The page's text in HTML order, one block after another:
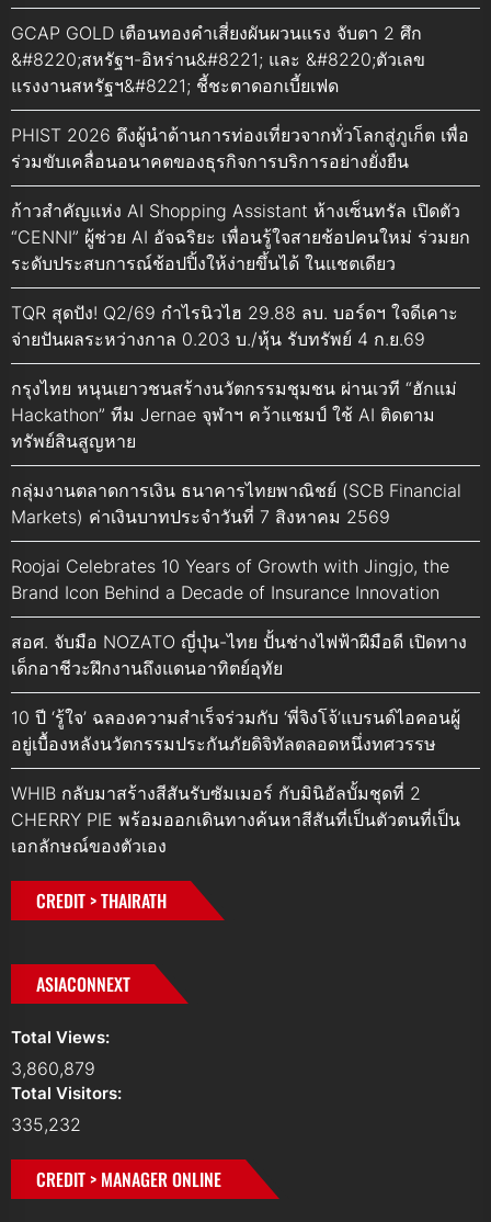
GCAP GOLD เตือนทองคำเสี่ยงผันผวนแรง จับตา 2 ศึก
&#8220;สหรัฐฯ-อิหร่าน&#8221; และ &#8220;ตัวเลข
แรงงานสหรัฐฯ&#8221; ชี้ชะตาดอกเบี้ยเฟด
PHIST 2026 ดึงผู้นำด้านการท่องเที่ยวจากทั่วโลกสู่ภูเก็ต เพื่อ
ร่วมขับเคลื่อนอนาคตของธุรกิจการบริการอย่างยั่งยืน
ก้าวสำคัญแห่ง AI Shopping Assistant ห้างเซ็นทรัล เปิดตัว
“CENNI” ผู้ช่วย AI อัจฉริยะ เพื่อนรู้ใจสายช้อปคนใหม่ ร่วมยก
ระดับประสบการณ์ช้อปปิ้งให้ง่ายขึ้นได้ ในแชตเดียว
TQR สุดปัง! Q2/69 กำไรนิวไฮ 29.88 ลบ. บอร์ดฯ ใจดีเคาะ
จ่ายปันผลระหว่างกาล 0.203 บ./หุ้น รับทรัพย์ 4 ก.ย.69
กรุงไทย หนุนเยาวชนสร้างนวัตกรรมชุมชน ผ่านเวที “ฮักแม่
Hackathon” ทีม Jernae จุฬาฯ คว้าแชมป์ ใช้ AI ติดตาม
ทรัพย์สินสูญหาย
กลุ่มงานตลาดการเงิน ธนาคารไทยพาณิชย์ (SCB Financial
Markets) ค่าเงินบาทประจำวันที่ 7 สิงหาคม 2569
Roojai Celebrates 10 Years of Growth with Jingjo, the
Brand Icon Behind a Decade of Insurance Innovation
สอศ. จับมือ NOZATO ญี่ปุ่น-ไทย ปั้นช่างไฟฟ้าฝีมือดี เปิดทาง
เด็กอาชีวะฝึกงานถึงแดนอาทิตย์อุทัย
10 ปี ‘รู้ใจ’ ฉลองความสำเร็จร่วมกับ ‘พี่จิงโจ้’แบรนด์ไอคอนผู้
อยู่เบื้องหลังนวัตกรรมประกันภัยดิจิทัลตลอดหนึ่งทศวรรษ
WHIB กลับมาสร้างสีสันรับซัมเมอร์ กับมินิอัลบั้มชุดที่ 2
CHERRY PIE พร้อมออกเดินทางค้นหาสีสันที่เป็นตัวตนที่เป็น
เอกลักษณ์ของตัวเอง
CREDIT > THAIRATH
ASIACONNEXT
Total Views:
3,860,879
Total Visitors:
335,232
CREDIT > MANAGER ONLINE